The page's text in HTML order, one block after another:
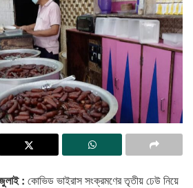
: কোভিড ভাইরাস সংক্রমণের তৃতীয় ঢেউ নিয়ে